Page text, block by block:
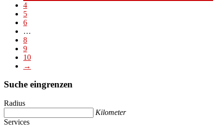
4
5
6
…
8
9
10
→
Suche eingrenzen
Radius
Kilometer
Services